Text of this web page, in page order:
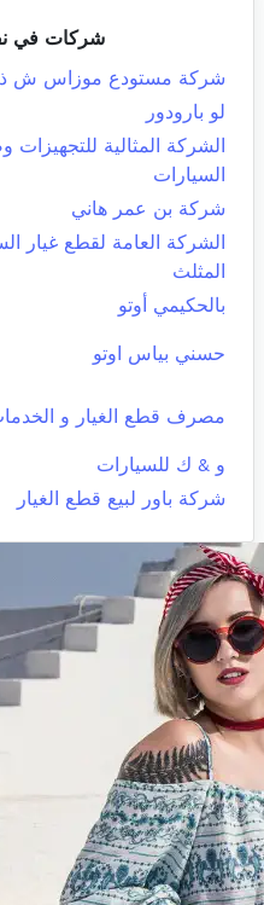
شركات في
شركة مستودع موزاس ش
لو بارودور
الشركة المثالية للتجهيزات
السيارات
شركة بن عمر هاني
الشركة العامة لقطع غيار
المثلث
بالحكيمي أوتو
حسني بياس اوتو
مصرف قطع الغيار و
و & ك للسيارات
شركة باور لبيع قطع الغيار